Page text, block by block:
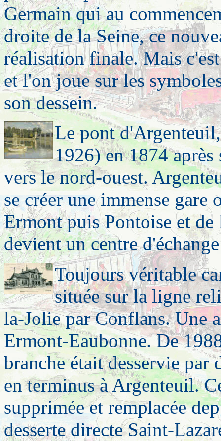
Germain qui au
droite de la Seine, ce
réalisation finale. Mais
et l'on joue sur les
son dessein.
Le pont
1926) en 1874
vers le nord-ouest.
se créer une immense gare
Ermont puis Pontoise et
devient un centre
Toujours véritable
située sur la ligne
la-Jolie par Conflans. Une
Ermont-Eaubonne. De
branche était desservie
en terminus à Argenteuil.
supprimée et remplacée
desserte directe Saint-